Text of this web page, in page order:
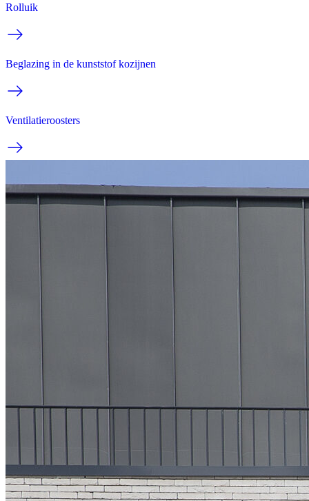
Rolluik
Beglazing in de kunststof kozijnen
Ventilatieroosters